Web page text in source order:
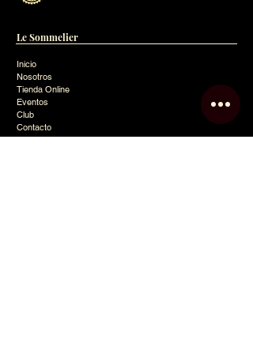
Le Sommelier
Inicio
Nosotros
Tienda Online
Eventos
Club
Contacto
Blog